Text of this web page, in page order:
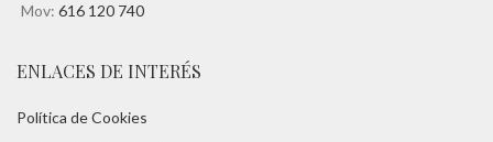
Mov: 616 120 740
ENLACES DE INTERÉS
Política de Cookies